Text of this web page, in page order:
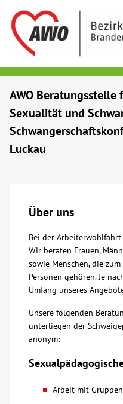
Senioren
Menschen mit
Bildung
Über uns
Veranstaltungen
Spenden
Mitmachen
AWO
Sexualität und
Luckau
Über uns
Bei der
Wir beraten Frauen,
sowie Menschen, die
Personen gehören. Je
Umfang unseres
Unsere folgenden
unterliegen der
anonym:
Arbeit mit Gruppen